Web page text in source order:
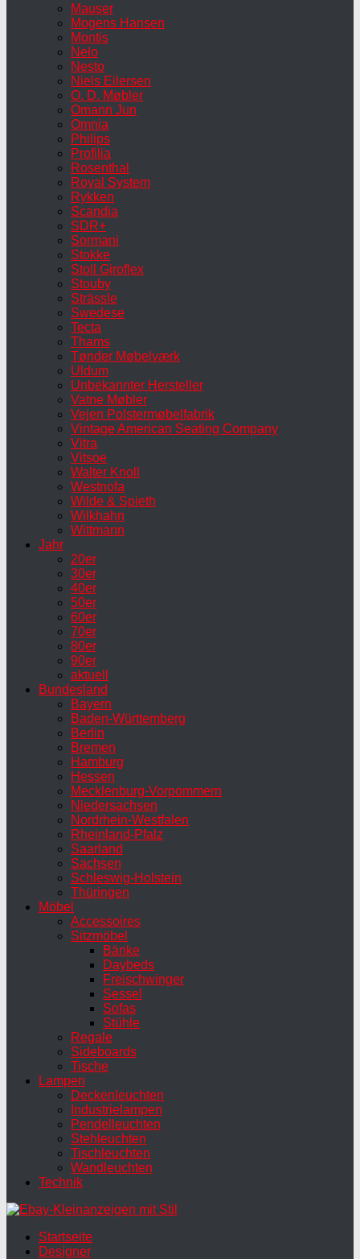
Mauser
Mogens Hansen
Montis
Nelo
Nesto
Niels Eilersen
O. D. Møbler
Omann Jun
Omnia
Philips
Profilia
Rosenthal
Royal System
Rykken
Scandia
SDR+
Sormani
Stokke
Stoll Giroflex
Stouby
Strässle
Swedese
Tecta
Thams
Tønder Møbelværk
Uldum
Unbekannter Hersteller
Vatne Møbler
Vejen Polstermøbelfabrik
Vintage American Seating Company
Vitra
Vitsoe
Walter Knoll
Westnofa
Wilde & Spieth
Wilkhahn
Wittmann
Jahr
20er
30er
40er
50er
60er
70er
80er
90er
aktuell
Bundesland
Bayern
Baden-Württemberg
Berlin
Bremen
Hamburg
Hessen
Mecklenburg-Vorpommern
Niedersachsen
Nordrhein-Westfalen
Rheinland-Pfalz
Saarland
Sachsen
Schleswig-Holstein
Thüringen
Möbel
Accessoires
Sitzmöbel
Bänke
Daybeds
Freischwinger
Sessel
Sofas
Stühle
Regale
Sideboards
Tische
Lampen
Deckenleuchten
Industrielampen
Pendelleuchten
Stehleuchten
Tischleuchten
Wandleuchten
Technik
Startseite
Designer